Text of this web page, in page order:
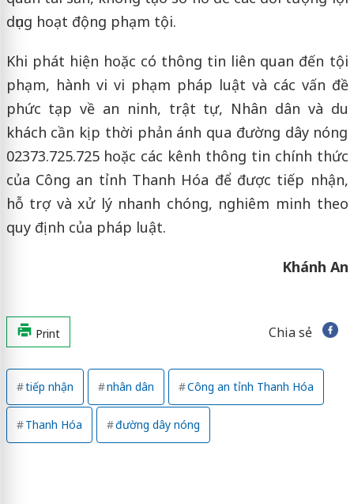
dụng hoạt động phạm tội.
Khi phát hiện hoặc có thông tin liên quan đến tội
phạm, hành vi vi phạm pháp luật và các vấn đề
phức tạp về an ninh, trật tự, Nhân dân và du
khách cần kịp thời phản ánh qua đường dây nóng
02373.725.725 hoặc các kênh thông tin chính thức
của Công an tỉnh Thanh Hóa để được tiếp nhận,
hỗ trợ và xử lý nhanh chóng, nghiêm minh theo
quy định của pháp luật.
Khánh An
Print Chia sẻ
tiếp nhận nhân dân Công an tỉnh Thanh Hóa
Thanh Hóa đường dây nóng